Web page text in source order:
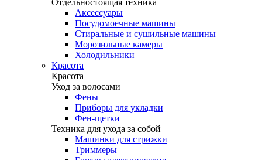
Отдельностоящая техника
Аксессуары
Посудомоечные машины
Стиральные и сушильные машины
Морозильные камеры
Холодильники
Красота
Красота
Уход за волосами
Фены
Приборы для укладки
Фен-щетки
Техника для ухода за собой
Машинки для стрижки
Триммеры